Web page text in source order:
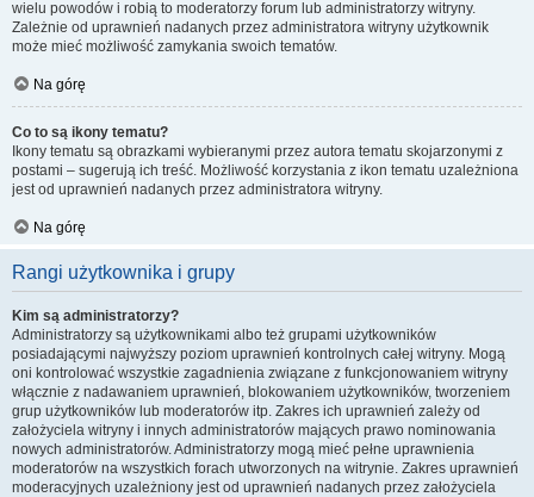
wielu powodów i robią to moderatorzy forum lub administratorzy witryny.
Zależnie od uprawnień nadanych przez administratora witryny użytkownik
może mieć możliwość zamykania swoich tematów.
Na górę
Co to są ikony tematu?
Ikony tematu są obrazkami wybieranymi przez autora tematu skojarzonymi z
postami – sugerują ich treść. Możliwość korzystania z ikon tematu uzależniona
jest od uprawnień nadanych przez administratora witryny.
Na górę
Rangi użytkownika i grupy
Kim są administratorzy?
Administratorzy są użytkownikami albo też grupami użytkowników
posiadającymi najwyższy poziom uprawnień kontrolnych całej witryny. Mogą
oni kontrolować wszystkie zagadnienia związane z funkcjonowaniem witryny
włącznie z nadawaniem uprawnień, blokowaniem użytkowników, tworzeniem
grup użytkowników lub moderatorów itp. Zakres ich uprawnień zależy od
założyciela witryny i innych administratorów mających prawo nominowania
nowych administratorów. Administratorzy mogą mieć pełne uprawnienia
moderatorów na wszystkich forach utworzonych na witrynie. Zakres uprawnień
moderacyjnych uzależniony jest od uprawnień nadanych przez założyciela